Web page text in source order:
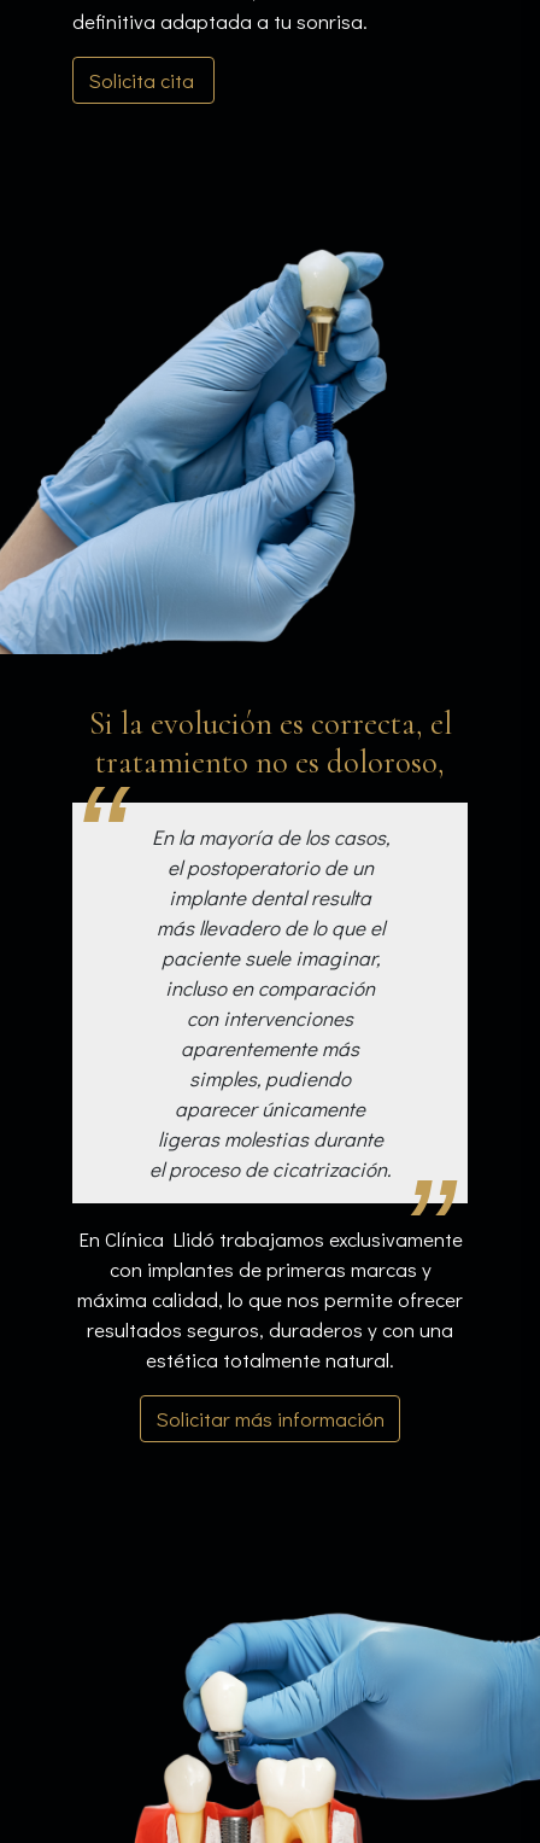
definitiva adaptada a tu sonrisa.
Solicita cita
Si la evolución es correcta, el
tratamiento no es doloroso,
En la mayoría de los casos,
el postoperatorio de un
implante dental resulta
más llevadero de lo que el
paciente suele imaginar,
incluso en comparación
con intervenciones
aparentemente más
simples, pudiendo
aparecer únicamente
ligeras molestias durante
el proceso de cicatrización.
En Clínica Llidó trabajamos exclusivamente
con implantes de primeras marcas y
máxima calidad, lo que nos permite ofrecer
resultados seguros, duraderos y con una
estética totalmente natural.
Solicitar más información